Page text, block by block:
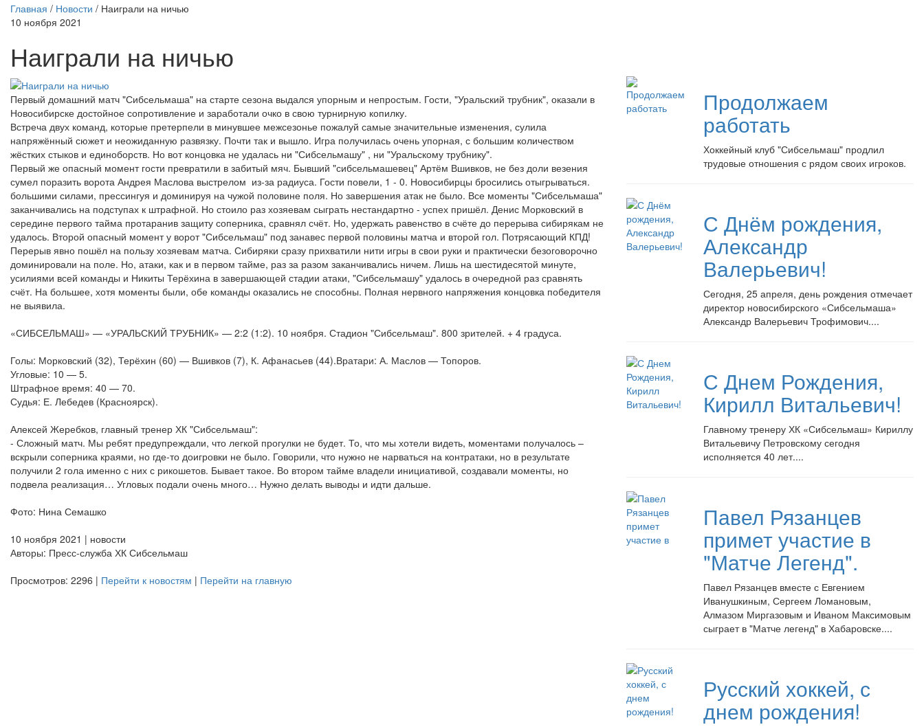
Главная / Новости / Наиграли на ничью
10 ноября 2021
Наиграли на ничью
Первый домашний матч "Сибсельмаша" на старте сезона выдался упорным и непростым. Гости, "Уральский трубник", оказали в
Новосибирске достойное сопротивление и заработали очко в свою турнирную копилку.
Встреча двух команд, которые претерпели в минувшее межсезонье пожалуй самые значительные изменения, сулила
напряжённый сюжет и неожиданную развязку. Почти так и вышло. Игра получилась очень упорная, с большим количеством
жёстких стыков и единоборств. Но вот концовка не удалась ни "Сибсельмашу" , ни "Уральскому трубнику".
Первый же опасный момент гости превратили в забитый мяч. Бывший "сибсельмашевец" Артём Вшивков, не без доли везения
сумел поразить ворота Андрея Маслова выстрелом из-за радиуса. Гости повели, 1 - 0. Новосибирцы бросились отыгрываться.
большими силами, прессингуя и доминируя на чужой половине поля. Но завершения атак не было. Все моменты "Сибсельмаша"
заканчивались на подступах к штрафной. Но стоило раз хозяевам сыграть нестандартно - успех пришёл. Денис Морковский в
середине первого тайма протаранив защиту соперника, сравнял счёт. Но, удержать равенство в счёте до перерыва сибирякам не
удалось. Второй опасный момент у ворот "Сибсельмаш" под занавес первой половины матча и второй гол. Потрясающий КПД!
Перерыв явно пошёл на пользу хозяевам матча. Сибиряки сразу прихватили нити игры в свои руки и практически безоговорочно
доминировали на поле. Но, атаки, как и в первом тайме, раз за разом заканчивались ничем. Лишь на шестидесятой минуте,
усилиями всей команды и Никиты Терёхина в завершающей стадии атаки, "Сибсельмашу" удалось в очередной раз сравнять
счёт. На большее, хотя моменты были, обе команды оказались не способны. Полная нервного напряжения концовка победителя
не выявила.
«СИБСЕЛЬМАШ» — «УРАЛЬСКИЙ ТРУБНИК» — 2:2 (1:2). 10 ноября. Стадион "Сибсельмаш". 800 зрителей. + 4 градуса.
Голы: Морковский (32), Терёхин (60) — Вшивков (7), К. Афанасьев (44).Вратари: А. Маслов — Топоров.
Угловые: 10 — 5.
Штрафное время: 40 — 70.
Судья: Е. Лебедев (Красноярск).
Алексей Жеребков, главный тренер ХК "Сибсельмаш":
- Сложный матч. Мы ребят предупреждали, что легкой прогулки не будет. То, что мы хотели видеть, моментами получалось –
вскрыли соперника краями, но где-то доигровки не было. Говорили, что нужно не нарваться на контратаки, но в результате
получили 2 гола именно с них с рикошетов. Бывает такое. Во втором тайме владели инициативой, создавали моменты, но
подвела реализация… Угловых подали очень много… Нужно делать выводы и идти дальше.
Фото: Нина Семашко
10 ноября 2021 | новости
Авторы: Пресс-служба ХК Сибсельмаш
Просмотров: 2296 | Перейти к новостям | Перейти на главную
Продолжаем
работать
Хоккейный клуб "Сибсельмаш" продлил
трудовые отношения с рядом своих игроков.
С Днём рождения,
Александр
Валерьевич!
Сегодня, 25 апреля, день рождения отмечает
директор новосибирского «Сибсельмаша»
Александр Валерьевич Трофимович....
С Днем Рождения,
Кирилл Витальевич!
Главному тренеру ХК «Сибсельмаш» Кириллу
Витальевичу Петровскому сегодня
исполняется 40 лет....
Павел Рязанцев
примет участие в
"Матче Легенд".
Павел Рязанцев вместе с Евгением
Иванушкиным, Сергеем Ломановым,
Алмазом Миргазовым и Иваном Максимовым
сыграет в "Матче легенд" в Хабаровске....
Русский хоккей, с
днем рождения!